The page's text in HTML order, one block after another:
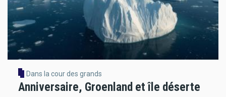
Dans la cour des grands
Anniversaire, Groenland et île déserte